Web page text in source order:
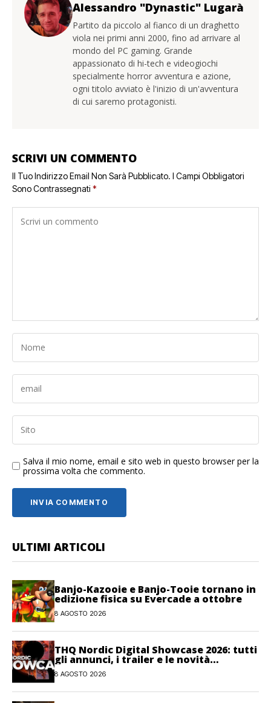
Alessandro "Dynastic" Lugarà
Partito da piccolo al fianco di un draghetto
viola nei primi anni 2000, fino ad arrivare al
mondo del PC gaming. Grande
appassionato di hi-tech e videogiochi
specialmente horror avventura e azione,
ogni titolo avviato è l'inizio di un'avventura
di cui saremo protagonisti.
SCRIVI UN COMMENTO
Il Tuo Indirizzo Email Non Sarà Pubblicato. I Campi Obbligatori
Sono Contrassegnati *
Salva il mio nome, email e sito web in questo browser per la
prossima volta che commento.
ULTIMI ARTICOLI
Banjo-Kazooie e Banjo-Tooie tornano in
edizione fisica su Evercade a ottobre
8 AGOSTO 2026
THQ Nordic Digital Showcase 2026: tutti
gli annunci, i trailer e le novità
dell’evento
8 AGOSTO 2026